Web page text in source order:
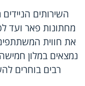
השירותים
מחתונות פאר ועד
את חווית
נמצאים במלון
רבים בוחרים